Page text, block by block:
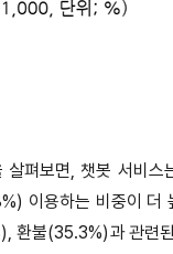
펴보면, 챗봇 서비
이용하는 비중이 더
불(35.3%)과 관련